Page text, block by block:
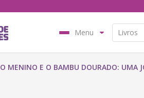
Menu
O MENINO E O BAMBU DOURADO: UMA